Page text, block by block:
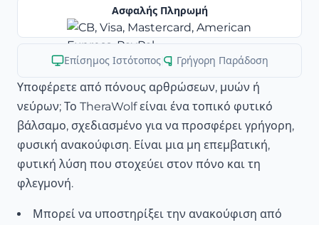
Ασφαλής Πληρωμή
Επίσημος Ιστότοπος| Γρήγορη Παράδοση
Υποφέρετε από πόνους αρθρώσεων, μυών ή
νεύρων; Το TheraWolf είναι ένα τοπικό φυτικό
βάλσαμο, σχεδιασμένο για να προσφέρει γρήγορη,
φυσική ανακούφιση. Είναι μια μη επεμβατική,
φυτική λύση που στοχεύει στον πόνο και τη
φλεγμονή.
Μπορεί να υποστηρίξει την ανακούφιση από